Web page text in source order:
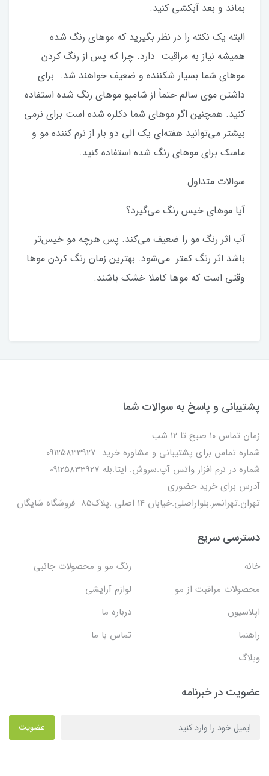
بماند و بعد آبکشی کنید.
البته یک نکته را در نظر بگیرید که موهای رنگ شده
همیشه نیاز به مراقبت دارد. چرا که پس از رنگ کردن
موهای شما بسیار شکننده و ضعیف خواهند شد. برای
داشتن موی سالم حتماً از شامپو موهای رنگ شده استفاده
کنید. همچنین اگر موهای شما دکلره شده است برای نرمی
بیشتر می‌توانید هفته‌ای یک الی دو بار از نرم کننده مو و
ماسک برای موهای رنگ شده استفاده کنید.
سوالات متداول
آیا موهای خیس رنگ می‌گیرد؟
آب اثر رنگ مو را ضعیف می‌کند. پس هرچه مو خیس‌تر
باشد اثر رنگ کمتر می‌شود. بهترین زمان رنگ کردن موها
وقتی است که موها کاملا خشک باشند.
پشتیبانی و پاسخ به سوالات شما
زمان تماس ۱۰ صبح تا ۱۲ شب
شماره تماس برای پشتیبانی و مشاوره خرید 09125833927
شماره در نرم افزار واتس آپ.سروش. ایتا.بله 09125833927
آدرس برای خرید حضوری
تهران.تهرانسر.بلواراصلی.خیابان 14 اصلی .پلاک85 فروشگاه شایگان
دسترسی سریع
خانه
رنگ مو و محصولات جانبی
محصولات مراقبت از مو
لوازم آرایشی
اپلاسیون
درباره ما
راهنما
تماس با ما
وبلاگ
عضویت در خبرنامه
عضویت